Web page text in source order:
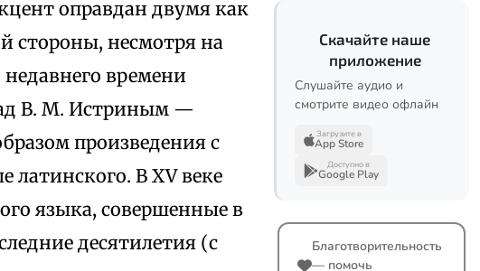
оправдан двумя как
несмотря на
времени
В. М. Истриным —
произведения с
латинского. В XV веке
языка, совершенные в
десятилетия (с
Скачайте наше
приложение
Слушайте аудио и
смотрите видео офлайн
Загрузите в
App Store
Доступно в
Google Play
Благотворительность
— помочь